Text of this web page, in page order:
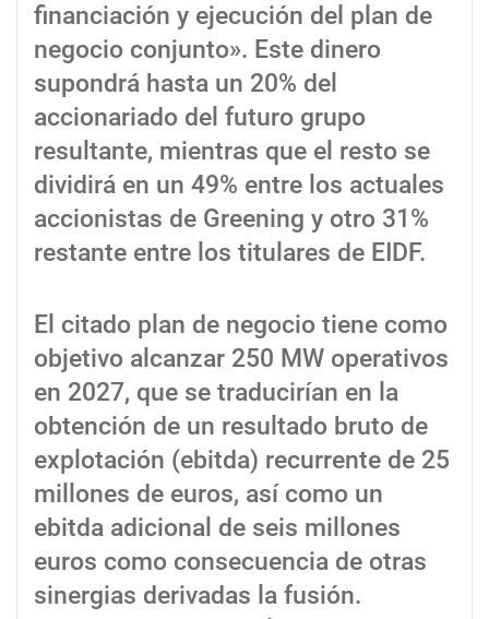
financiación y ejecución del plan de
negocio conjunto». Este dinero
supondrá hasta un 20% del
accionariado del futuro grupo
resultante, mientras que el resto se
dividirá en un 49% entre los actuales
accionistas de Greening y otro 31%
restante entre los titulares de EIDF.
El citado plan de negocio tiene como
objetivo alcanzar 250 MW operativos
en 2027, que se traducirían en la
obtención de un resultado bruto de
explotación (ebitda) recurrente de 25
millones de euros, así como un
ebitda adicional de seis millones
euros como consecuencia de otras
sinergias derivadas la fusión.